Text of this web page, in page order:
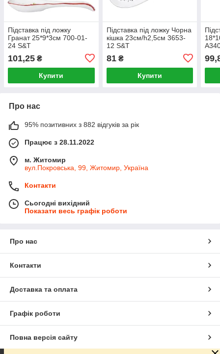
Підставка під ложку
Гранат 25*9*3см 700-01-
24 S&T
101,25 ₴
Купити
Підставка під ложку Чорна
кішка 23см/h2,5см 3653-
12 S&T
81₴
Купити
Про нас
95% позитивних з 882 відгуків за рік
Працює з 28.11.2022
м. Житомир
вул.Покровська, 99, Житомир, Україна
Контакти
Сьогодні вихідний
Показати весь графік роботи
Про нас
Контакти
Доставка та оплата
Графік роботи
Повна версія сайту